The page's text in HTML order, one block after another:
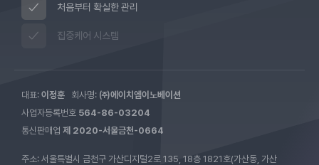
처음부터 확실한 관리
집중케어 시스템
대표: 이정훈 회사명: ㈜에이치엠이노베이션
사업자등록번호 564-86-03204
통신판매업 제 2020-서울금천-0664
주소: 서울특별시 금천구 가산디지털2로 135, 18층 1821호(가산동, 가산